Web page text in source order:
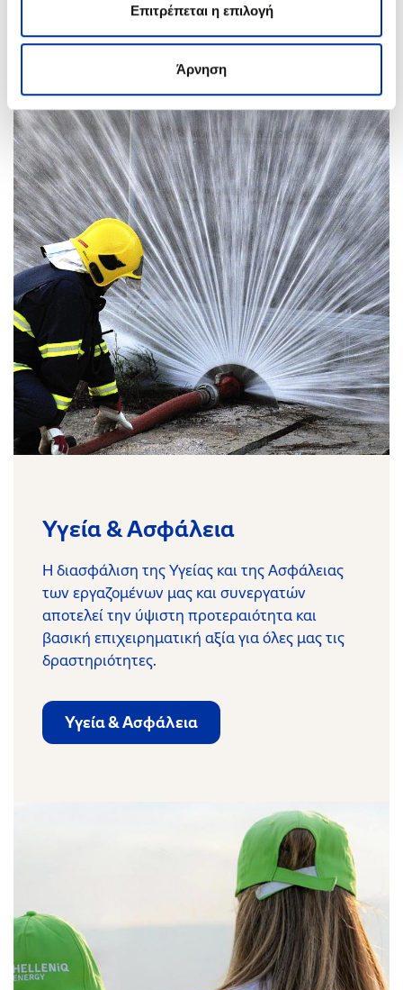
Επιτρέπεται η επιλογή
Άρνηση
Υγεία & Ασφάλεια
Η διασφάλιση της Υγείας και της Ασφάλειας
των εργαζομένων μας και συνεργατών
αποτελεί την ύψιστη προτεραιότητα και
βασική επιχειρηματική αξία για όλες μας τις
δραστηριότητες.
Υγεία & Ασφάλεια